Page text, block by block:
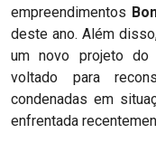
empreendimentos
deste ano. Além
um novo projeto do
voltado para
condenadas em
enfrentada